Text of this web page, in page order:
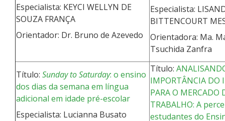
Especialista: KEYCI WELLYN DE
SOUZA FRANÇA
Orientador: Dr. Bruno de Azevedo
Especialista:
BITTENCOURT
Orientadora: Ma.
Tsuchida Zanfra
Título: Sunday to Saturday: o ensino
dos dias da semana em língua
adicional em idade pré-escolar
Especialista: Lucianna Busato
Título:
IMPORTÂNCIA DO
PARA O MERCADO
TRABALHO: A
estudantes do